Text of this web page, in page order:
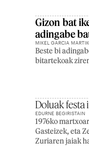
Gizon bat
adingabe
MIKEL GARCIA
Beste bi
bitartekoak
Doluak festa
EDURNE BEGIRISTAIN
1976ko
Gasteizek, eta
Zuriaren jaiak